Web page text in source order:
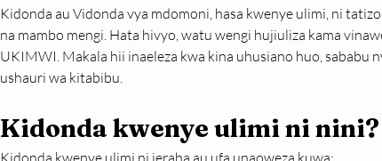
Kidonda au Vidonda vya mdomoni, hasa kwenye ulimi, ni
na mambo mengi. Hata hivyo, watu wengi hujiuliza kama
UKIMWI. Makala hii inaeleza kwa kina uhusiano huo, sababu
ushauri wa kitabibu.
Kidonda kwenye ulimi ni nini?
Kidonda kwenye ulimi ni jeraha au ufa unaoweza kuwa: